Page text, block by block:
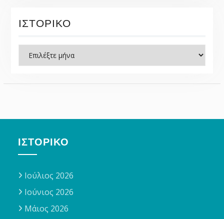
ΙΣΤΟΡΙΚΌ
Ιστορικό
ΙΣΤΟΡΙΚΌ
Ιούλιος 2026
Ιούνιος 2026
Μάιος 2026